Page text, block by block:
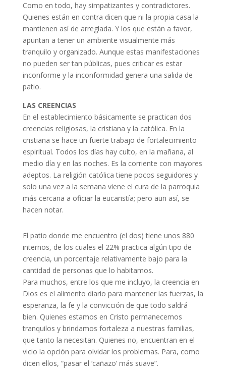
Como en todo, hay simpatizantes y contradictores.
Quienes están en contra dicen que ni la propia casa la
mantienen así de arreglada. Y los que están a favor,
apuntan a tener un ambiente visualmente más
tranquilo y organizado. Aunque estas manifestaciones
no pueden ser tan públicas, pues criticar es estar
inconforme y la inconformidad genera una salida de
patio.
LAS CREENCIAS
En el establecimiento básicamente se practican dos
creencias religiosas, la cristiana y la católica. En la
cristiana se hace un fuerte trabajo de fortalecimiento
espiritual. Todos los días hay culto, en la mañana, al
medio día y en las noches. Es la corriente con mayores
adeptos. La religión católica tiene pocos seguidores y
solo una vez a la semana viene el cura de la parroquia
más cercana a oficiar la eucaristía; pero aun así, se
hacen notar.
El patio donde me encuentro (el dos) tiene unos 880
internos, de los cuales el 22% practica algún tipo de
creencia, un porcentaje relativamente bajo para la
cantidad de personas que lo habitamos.
Para muchos, entre los que me incluyo, la creencia en
Dios es el alimento diario para mantener las fuerzas, la
esperanza, la fe y la convicción de que todo saldrá
bien. Quienes estamos en Cristo permanecemos
tranquilos y brindamos fortaleza a nuestras familias,
que tanto la necesitan. Quienes no, encuentran en el
vicio la opción para olvidar los problemas. Para, como
dicen ellos, “pasar el ‘cañazo’ más suave”.